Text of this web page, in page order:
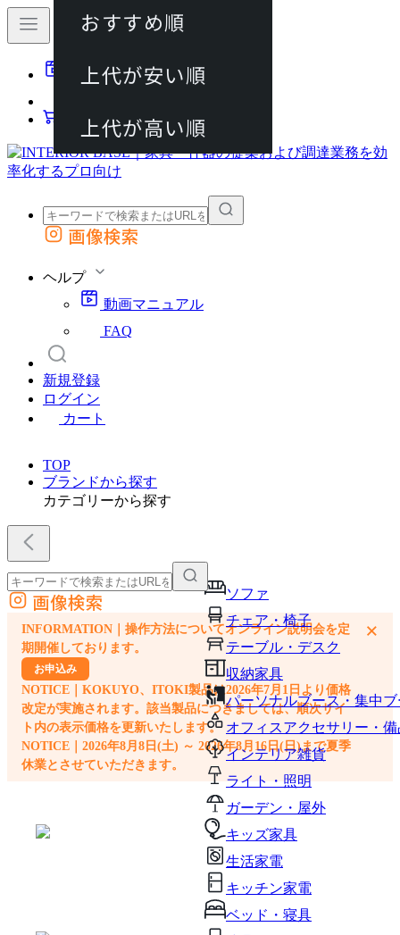
動画マニュアル
カート
外部サイトの商品をカートに追加
画像検索
ヘルプ
動画マニュアル
FAQ
新規登録
ログイン
カート
TOP
ブランドから探す
カテゴリーから探す
ソファ
チェア・椅子
テーブル・デスク
収納家具
パーソナルブース・集中
オフィスアクセサリー・備
インテリア雑貨
ライト・照明
ガーデン・屋外
キッズ家具
生活家電
キッチン家電
ベッド・寝具
外部サイトの商品をカートに追加
他のサイトで見つけた商品ページのURLを貼り付けて、カートに追加できます
画像検索
INFORMATION｜操作方法についてオンライン説明会を定
期開催しております。
お申込み
NOTICE｜KOKUYO、ITOKI製品は2026年7月1日より価格
改定が実施されます。該当製品につきましては、順次サイ
ト内の表示価格を更新いたします。
NOTICE｜2026年8月8日(土) ～ 2026年8月16日(日)まで夏季
休業とさせていただきます。
×
おすすめ順
上代が安い順
上代が高い順